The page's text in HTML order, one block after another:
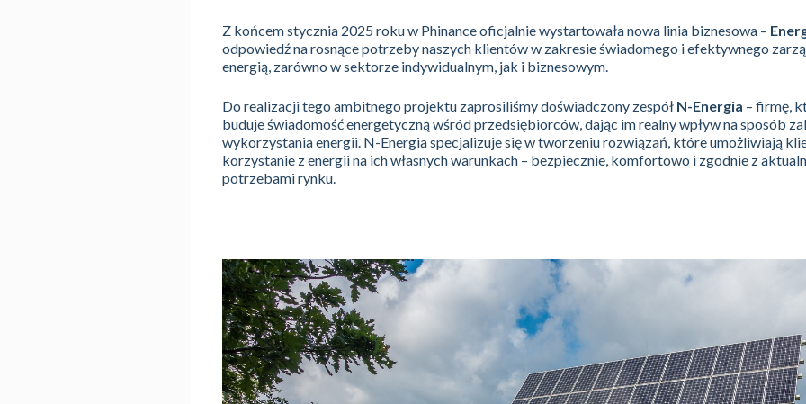
Z końcem stycznia 2025 roku w Phinance oficjalnie wystartowała nowa linia biznesowa –
odpowiedź na rosnące potrzeby naszych klientów w zakresie świadomego i efektywnego
energią, zarówno w sektorze indywidualnym, jak i biznesowym.
Do realizacji tego ambitnego projektu zaprosiliśmy doświadczony zespół N-Energia – firmę,
buduje świadomość energetyczną wśród przedsiębiorców, dając im realny wpływ na sposób
wykorzystania energii. N-Energia specjalizuje się w tworzeniu rozwiązań, które umożliwiają
korzystanie z energii na ich własnych warunkach – bezpiecznie, komfortowo i zgodnie z
potrzebami rynku.